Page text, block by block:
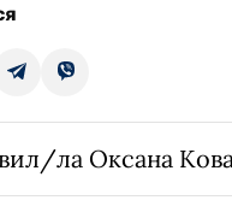
ла Оксана